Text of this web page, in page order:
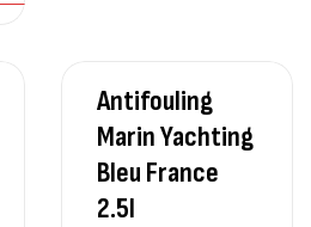
Antifouling
Marin Yachting
Bleu France
2.5l